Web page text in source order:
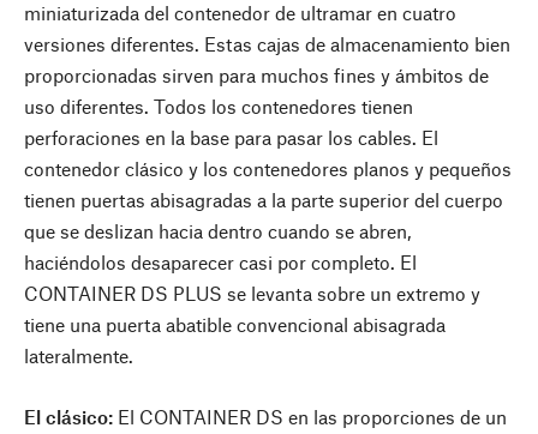
miniaturizada del contenedor de ultramar en cuatro
versiones diferentes. Estas cajas de almacenamiento bien
proporcionadas sirven para muchos fines y ámbitos de
uso diferentes. Todos los contenedores tienen
perforaciones en la base para pasar los cables. El
contenedor clásico y los contenedores planos y pequeños
tienen puertas abisagradas a la parte superior del cuerpo
que se deslizan hacia dentro cuando se abren,
haciéndolos desaparecer casi por completo. El
CONTAINER DS PLUS se levanta sobre un extremo y
tiene una puerta abatible convencional abisagrada
lateralmente.
El clásico: El CONTAINER DS en las proporciones de un